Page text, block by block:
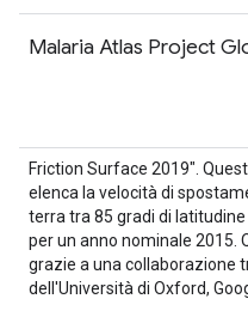
Malaria Atlas Project
Friction Surface 2019".
elenca la velocità di
terra tra 85 gradi di
per un anno nominale 2015.
grazie a una collaborazione
dell'Università di Oxford,